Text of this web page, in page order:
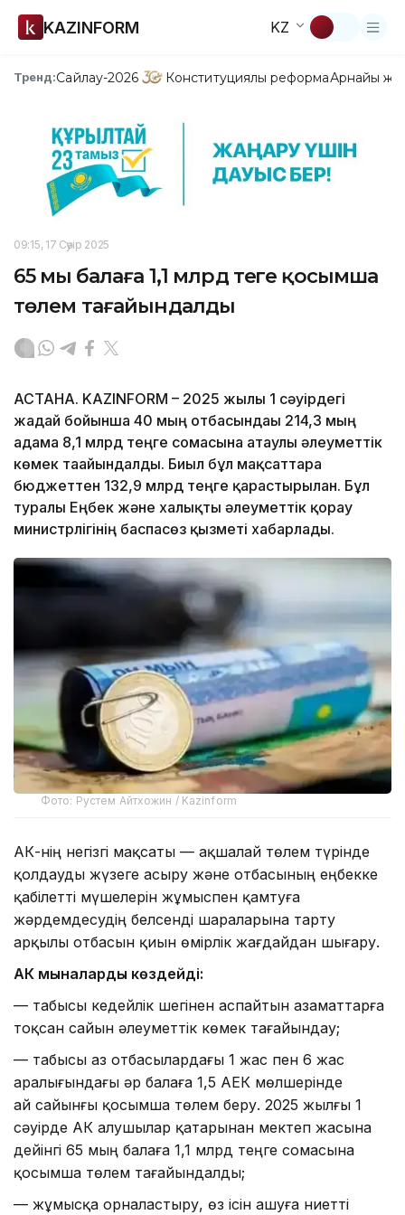
KAZINFORM KZ
Тренд:Сайлау-2026 Конституциялық реформаАрнайы
09:15, 17 Сәуір 2025
65 мың балаға 1,1 млрд теңге қосымша
төлем тағайындалды
АСТАНА. KAZINFORM – 2025 жылғы 1 сәуірдегі
жағдай бойынша 40 мың отбасындағы 214,3 мың
адамға 8,1 млрд теңге сомасына атаулы әлеуметтік
көмек тағайындалды. Биыл бұл мақсаттарға
бюджеттен 132,9 млрд теңге қарастырылған. Бұл
туралы Еңбек және халықты әлеуметтік қорғау
министрлігінің баспасөз қызметі хабарлады.
Фото: Рустем Айтхожин / Kazinform
АӘК-нің негізгі мақсаты — ақшалай төлем түрінде
қолдауды жүзеге асыру және отбасының еңбекке
қабілетті мүшелерін жұмыспен қамтуға
жәрдемдесудің белсенді шараларына тарту
арқылы отбасын қиын өмірлік жағдайдан шығару.
АӘК мыналарды көздейді:
— табысы кедейлік шегінен аспайтын азаматтарға
тоқсан сайын әлеуметтік көмек тағайындау;
— табысы аз отбасылардағы 1 жас пен 6 жас
аралығындағы әр балаға 1,5 АЕК мөлшерінде
ай сайынғы қосымша төлем беру. 2025 жылғы 1
сәуірде АӘК алушылар қатарынан мектеп жасына
дейінгі 65 мың балаға 1,1 млрд теңге сомасына
қосымша төлем тағайындалды;
— жұмысқа орналастыру, өз ісін ашуға ниетті